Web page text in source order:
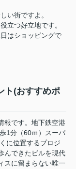
い街ですよ。
立つ好立地です。
はショッピングで
ト(おすすめポ
報です。地下鉄空港
1分（60ｍ）スーパ
に位置するプロジ
んできたビルを現代
スに留まらない唯一